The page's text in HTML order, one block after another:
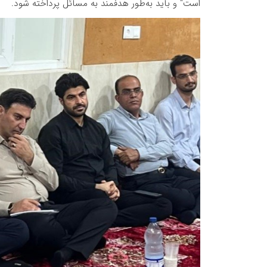
است" و باید به‌طور هدفمند به مسائل پرداخته شود.